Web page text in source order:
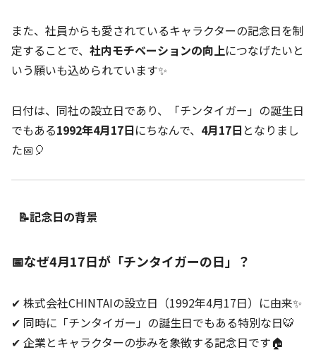
また、社員からも愛されているキャラクターの記念日を制
定することで、 社内モチベーションの向上につなげたいと
いう願いも込められています✨
日付は、同社の設立日であり、「チンタイガー」の誕生日
でもある1992年4月17日にちなんで、 4月17日 となりまし
た📅🎈
📝記念日の背景
📅なぜ4月17日が「チンタイガーの日」？
✔ 株式会社CHINTAIの設立日（1992年4月17日）に由来✨
✔ 同時に「チンタイガー」の誕生日でもある特別な日🐯
✔ 企業とキャラクターの歩みを象徴する記念日です🏠